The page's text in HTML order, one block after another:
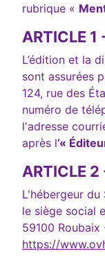
rubrique «
ARTICLE 1
L’édition et la
sont assurées
124, rue des
numéro de
l'adresse
après l’«
ARTICLE 2
L'hébergeur
le siège social
59100 Roubaix
https://